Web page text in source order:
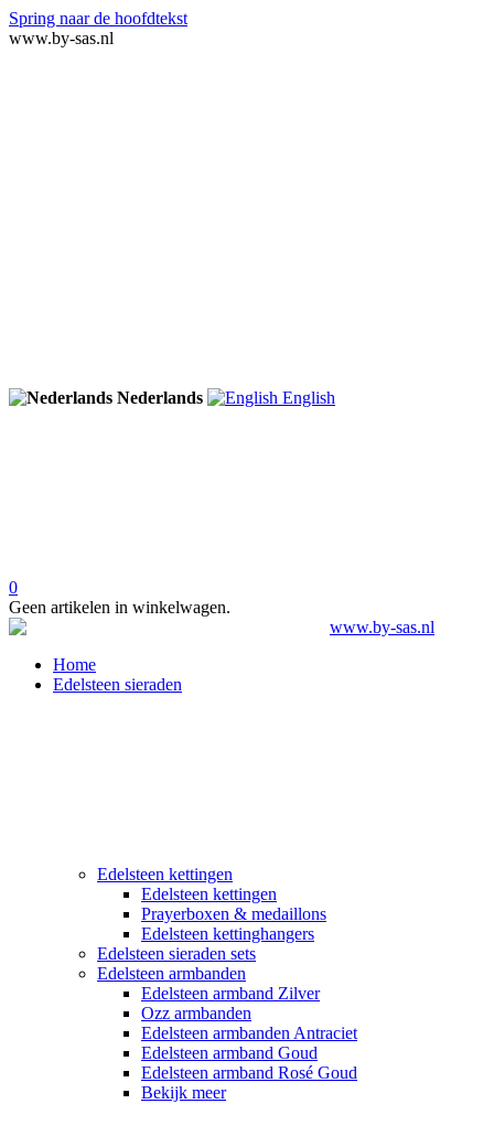
Spring naar de hoofdtekst
www.by-sas.nl
Nederlands English
0
Geen artikelen in winkelwagen.
Home
Edelsteen sieraden
Edelsteen kettingen
Edelsteen kettingen
Prayerboxen & medaillons
Edelsteen kettinghangers
Edelsteen sieraden sets
Edelsteen armbanden
Edelsteen armband Zilver
Ozz armbanden
Edelsteen armbanden Antraciet
Edelsteen armband Goud
Edelsteen armband Rosé Goud
Bekijk meer